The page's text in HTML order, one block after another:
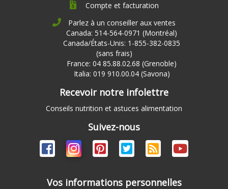
Compte et facturation
Parlez à un conseiller aux ventes
Canada: 514-564-0971 (Montréal)
Canada/États-Unis: 1-855-382-0835
(sans frais)
France: 04 85.88.02.68 (Grenoble)
Italia: 019 910.00.04 (Savona)
Recevoir notre infolettre
Conseils nutrition et astuces alimentation
Suivez-nous
Vos informations personnelles